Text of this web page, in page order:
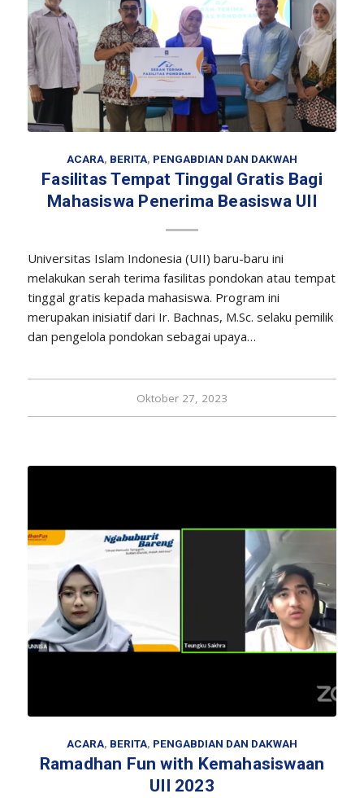
ACARA, BERITA, PENGABDIAN DAN DAKWAH
Fasilitas Tempat Tinggal Gratis Bagi
Mahasiswa Penerima Beasiswa UII
Universitas Islam Indonesia (UII) baru-baru ini
melakukan serah terima fasilitas pondokan atau tempat
tinggal gratis kepada mahasiswa. Program ini
merupakan inisiatif dari Ir. Bachnas, M.Sc. selaku pemilik
dan pengelola pondokan sebagai upaya…
Oktober 27, 2023
ACARA, BERITA, PENGABDIAN DAN DAKWAH
Ramadhan Fun with Kemahasiswaan
UII 2023